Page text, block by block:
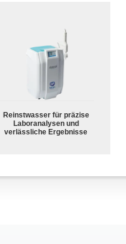
Reinstwasser für präzise
Laboranalysen und
verlässliche Ergebnisse